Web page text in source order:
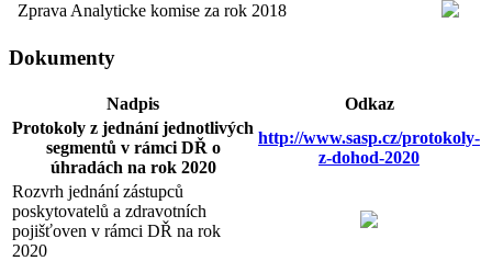
Zprava Analyticke komise za rok 2018
Dokumenty
Nadpis
Odkaz
Protokoly z jednání jednotlivých
segmentů v rámci DŘ o
úhradách na rok 2020
http://www.sasp.cz/protokoly-
z-dohod-2020
Rozvrh jednání zástupců
poskytovatelů a zdravotních
pojišťoven v rámci DŘ na rok
2020